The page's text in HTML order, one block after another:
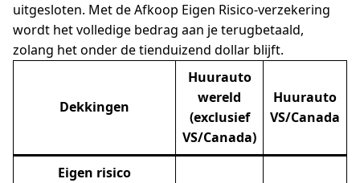
uitgesloten. Met de Afkoop Eigen Risico-verzekering
wordt het volledige bedrag aan je terugbetaald,
zolang het onder de tienduizend dollar blijft.
Dekkingen
Huurauto
wereld
(exclusief
VS/Canada)
Huurauto
VS/Canada
Eigen risico